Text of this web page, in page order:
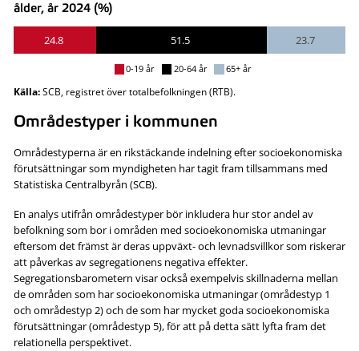
ålder, år 2024 (%)
24.8 51.5 23.7
0-19 år 20-64 år 65+ år
Källa:SCB, registret över totalbefolkningen (RTB).
Områdestyper i kommunen
Områdestyperna är en rikstäckande indelning efter socioekonomiska
förutsättningar som myndigheten har tagit fram tillsammans med
Statistiska Centralbyrån (SCB).
En analys utifrån områdestyper bör inkludera hur stor andel av
befolkning som bor i områden med socioekonomiska utmaningar
eftersom det främst är deras uppväxt- och levnadsvillkor som riskerar
att påverkas av segregationens negativa effekter.
Segregationsbarometern visar också exempelvis skillnaderna mellan
de områden som har socioekonomiska utmaningar (områdestyp 1
och områdestyp 2) och de som har mycket goda socioekonomiska
förutsättningar (områdestyp 5), för att på detta sätt lyfta fram det
relationella perspektivet.